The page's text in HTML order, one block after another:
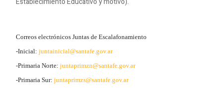
Correos electrónicos Juntas de Escalafonamiento
-Inicial: juntainicial@santafe.gov.ar
-Primaria Norte: juntaprimzn@santafe.gov.ar
-Primaria Sur: juntaprimzs@santafe.gov.ar